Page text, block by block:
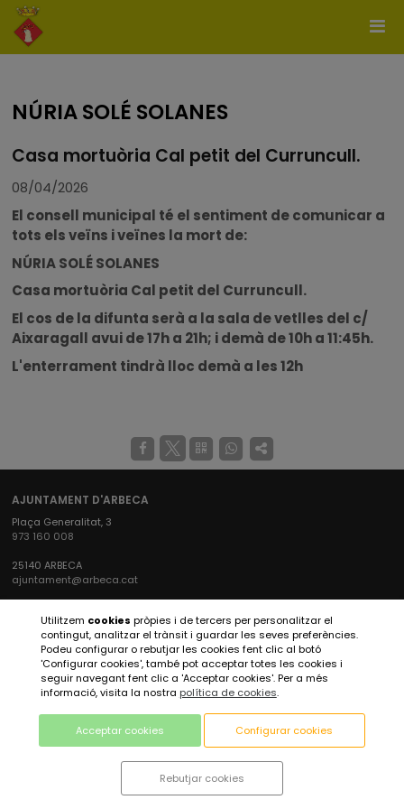
NÚRIA SOLÉ SOLANES
Casa mortuòria Cal petit del Curruncull.
08/04/2026
El consell municipal té el sentiment de comunicar a
tots els veïns i veïnes la mort de:
NÚRIA SOLÉ SOLANES
Casa mortuòria Cal petit del Curruncull.
El cos de la difunta serà a la sala de vetlles del c/
Aixaragall avui de 17h a 21h; i demà de 10h a 11:45h.
L'enterrament tindrà lloc demà a les 12h
AJUNTAMENT D'ARBECA
Plaça Generalitat, 3
973 160 008
25140 ARBECA
ajuntament@arbeca.cat
XARXES SOCIALS ARBECA TURISME
Utilitzem cookies pròpies i de tercers per personalitzar el
contingut, analitzar el trànsit i guardar les seves preferències.
Podeu configurar o rebutjar les cookies fent clic al botó
'Configurar cookies', també pot acceptar totes les cookies i
seguir navegant fent clic a 'Acceptar cookies'. Per a més
informació, visita la nostra política de cookies.
Acceptar cookies Configurar cookies
Rebutjar cookies